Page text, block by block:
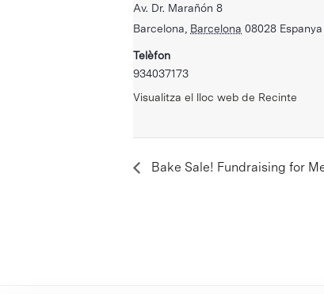
Av. Dr. Marañón 8
Barcelona Barcelona 08028 Espanya
Telèfon
934037173
Visualitza el lloc web de Recinte
Bake Sale! Fundraising for